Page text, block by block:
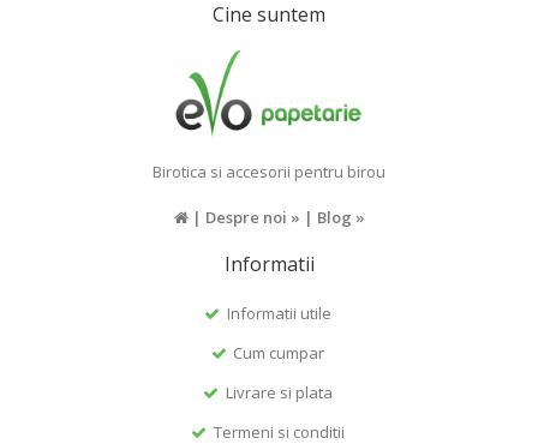
Cine suntem
Birotica si accesorii pentru birou
| Despre noi » | Blog »
Informatii
Informatii utile
Cum cumpar
Livrare si plata
Termeni si conditii